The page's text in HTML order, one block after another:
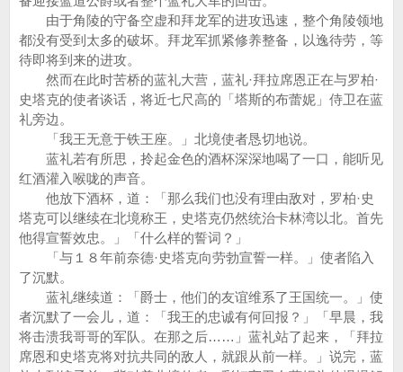
由于角陵的守备空虚和拜龙军的进攻迅速，整个角陵领地
都没有受到太多的破坏。拜龙军抓紧修养整备，以逸待劳，等
待即将到来的进攻。
然而在此时苦桥的蓝礼大营，蓝礼·拜拉席恩正在与罗柏·
史塔克的使者谈话，将近七尺高的「塔斯的布蕾妮」侍卫在蓝
礼旁边。
「我王无意于铁王座。」北境使者恳切地说。
蓝礼若有所思，拎起金色的酒杯深深地喝了一口，能听见
红酒灌入喉咙的声音。
他放下酒杯，道：「那么我们也没有理由敌对，罗柏·史
塔克可以继续在北境称王，史塔克仍然统治卡林湾以北。首先
他得宣誓效忠。」「什么样的誓词？」
「与１８年前奈德·史塔克向劳勃宣誓一样。」使者陷入
了沉默。
蓝礼继续道：「爵士，他们的友谊维系了王国统一。」使
者沉默了一会儿，道：「我王的忠诚有何回报？」「早晨，我
将击溃我哥哥的军队。在那之后……」蓝礼站了起来，「拜拉
席恩和史塔克将对抗共同的敌人，就跟从前一样。」说完，蓝